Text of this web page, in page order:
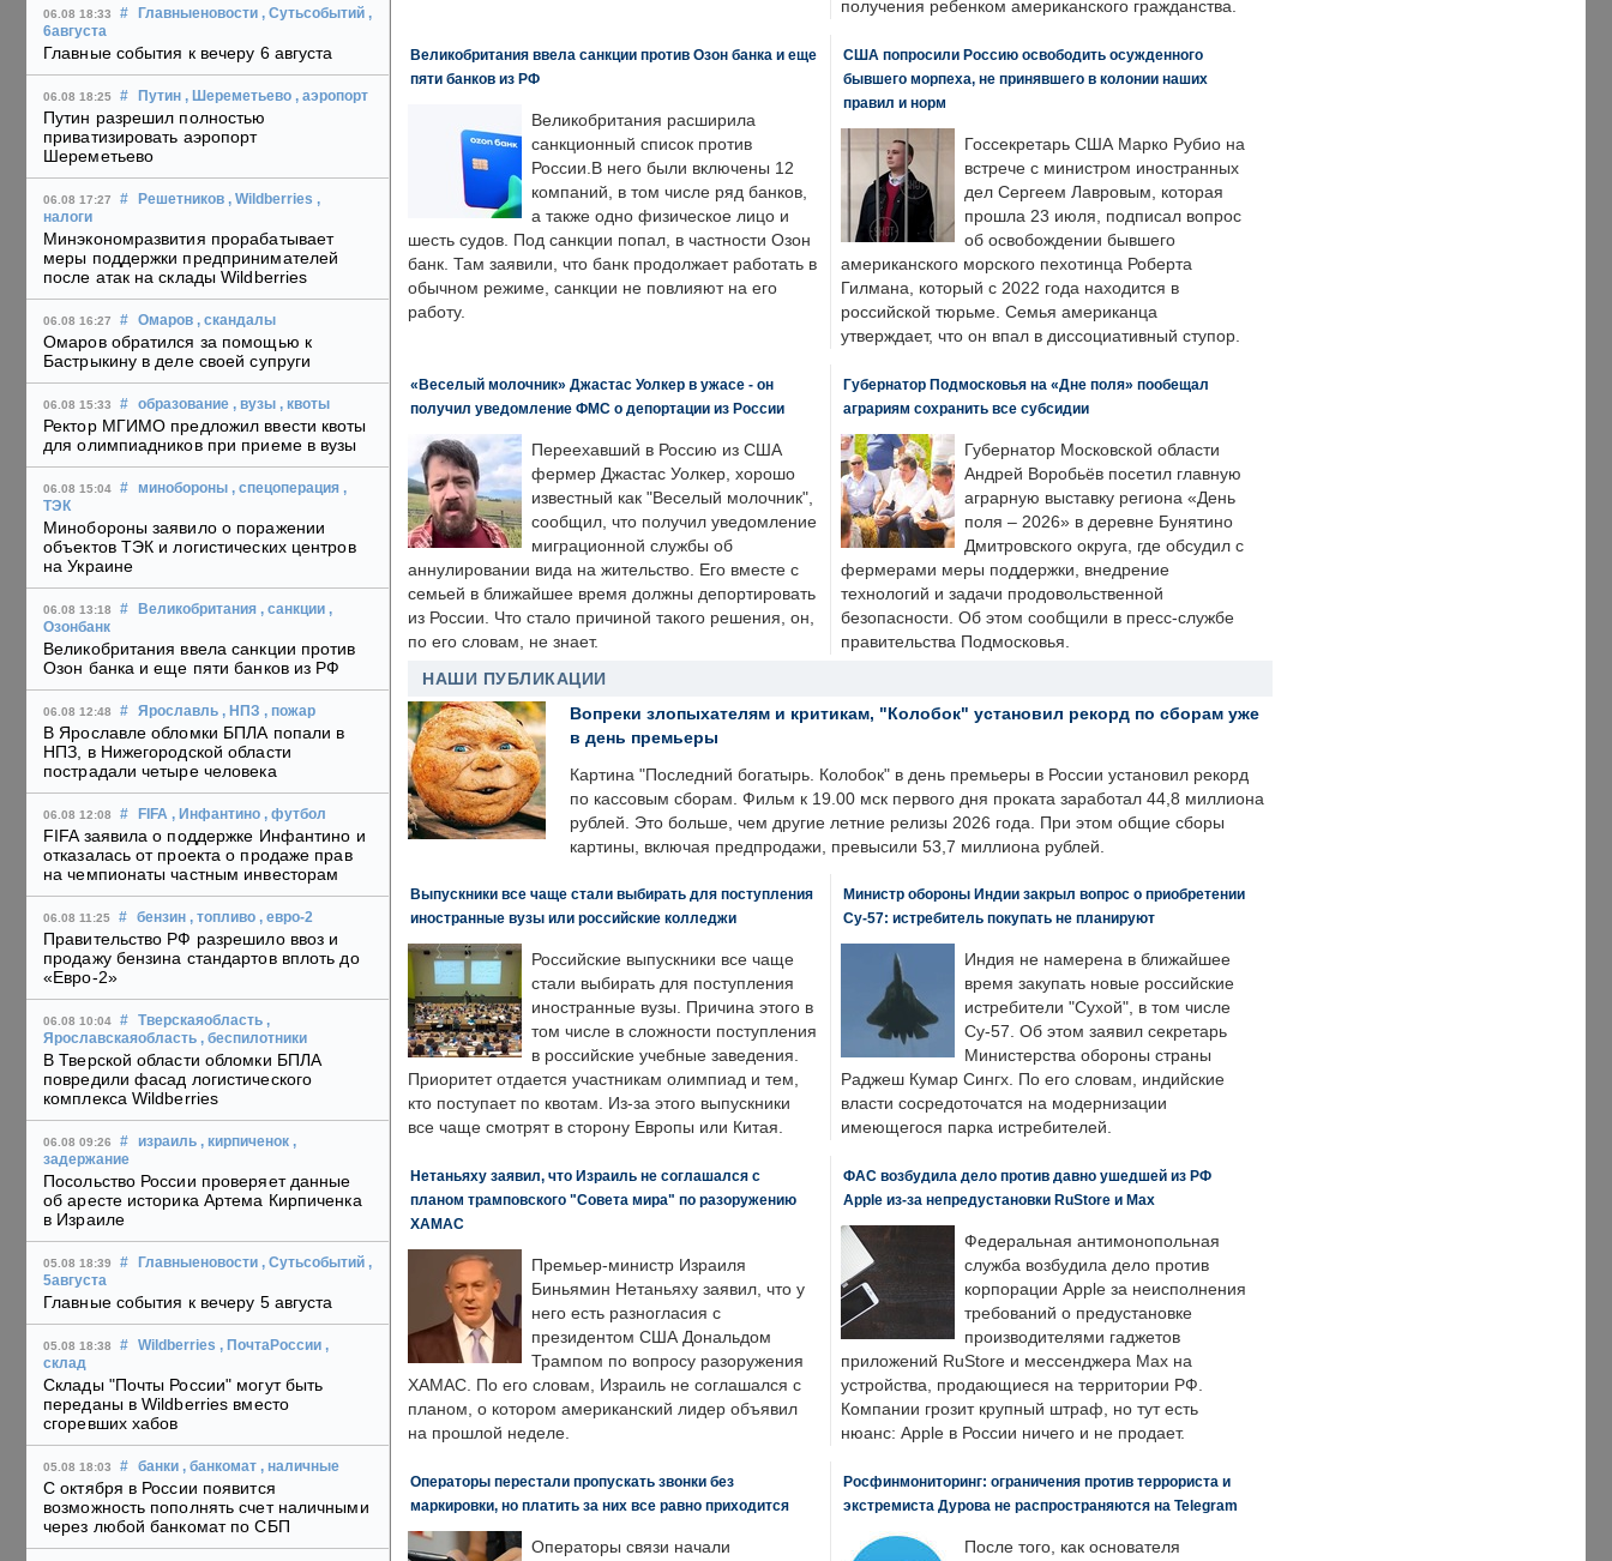
06.08 18:33 # Главныеновости , Сутьсобытий ,
6августа
Главные события к вечеру 6 августа
06.08 18:25 # Путин , Шереметьево , аэропорт
Путин разрешил полностью
приватизировать аэропорт
Шереметьево
06.08 17:27 # Решетников , Wildberries ,
налоги
Минэкономразвития прорабатывает
меры поддержки предпринимателей
после атак на склады Wildberries
06.08 16:27 # Омаров , скандалы
Омаров обратился за помощью к
Бастрыкину в деле своей супруги
06.08 15:33 # образование , вузы , квоты
Ректор МГИМО предложил ввести квоты
для олимпиадников при приеме в вузы
06.08 15:04 # минобороны , спецоперация ,
ТЭК
Минобороны заявило о поражении
объектов ТЭК и логистических центров
на Украине
06.08 13:18 # Великобритания , санкции ,
Озонбанк
Великобритания ввела санкции против
Озон банка и еще пяти банков из РФ
06.08 12:48 # Ярославль , НПЗ , пожар
В Ярославле обломки БПЛА попали в
НПЗ, в Нижегородской области
пострадали четыре человека
06.08 12:08 # FIFA , Инфантино , футбол
FIFA заявила о поддержке Инфантино и
отказалась от проекта о продаже прав
на чемпионаты частным инвесторам
06.08 11:25 # бензин , топливо , евро-2
Правительство РФ разрешило ввоз и
продажу бензина стандартов вплоть до
«Евро-2»
06.08 10:04 # Тверскаяобласть ,
Ярославскаяобласть , беспилотники
В Тверской области обломки БПЛА
повредили фасад логистического
комплекса Wildberries
06.08 09:26 # израиль , кирпиченок ,
задержание
Посольство России проверяет данные
об аресте историка Артема Кирпиченка
в Израиле
05.08 18:39 # Главныеновости , Сутьсобытий ,
5августа
Главные события к вечеру 5 августа
05.08 18:38 # Wildberries , ПочтаРоссии ,
склад
Склады "Почты России" могут быть
переданы в Wildberries вместо
сгоревших хабов
05.08 18:03 # банки , банкомат , наличные
С октября в России появится
возможность пополнять счет наличными
через любой банкомат по СБП
получения ребенком американского гражданства.
Великобритания ввела санкции против Озон банка и еще
пяти банков из РФ
Великобритания расширила
санкционный список против
России.В него были включены 12
компаний, в том числе ряд банков,
а также одно физическое лицо и
шесть судов. Под санкции попал, в частности Озон
банк. Там заявили, что банк продолжает работать в
обычном режиме, санкции не повлияют на его
работу.
США попросили Россию освободить осужденного
бывшего морпеха, не принявшего в колонии наших
правил и норм
Госсекретарь США Марко Рубио на
встрече с министром иностранных
дел Сергеем Лавровым, которая
прошла 23 июля, подписал вопрос
об освобождении бывшего
американского морского пехотинца Роберта
Гилмана, который с 2022 года находится в
российской тюрьме. Семья американца
утверждает, что он впал в диссоциативный ступор.
«Веселый молочник» Джастас Уолкер в ужасе - он
получил уведомление ФМС о депортации из России
Переехавший в Россию из США
фермер Джастас Уолкер, хорошо
известный как "Веселый молочник",
сообщил, что получил уведомление
миграционной службы об
аннулировании вида на жительство. Его вместе с
семьей в ближайшее время должны депортировать
из России. Что стало причиной такого решения, он,
по его словам, не знает.
Губернатор Подмосковья на «Дне поля» пообещал
аграриям сохранить все субсидии
Губернатор Московской области
Андрей Воробьёв посетил главную
аграрную выставку региона «День
поля – 2026» в деревне Бунятино
Дмитровского округа, где обсудил с
фермерами меры поддержки, внедрение
технологий и задачи продовольственной
безопасности. Об этом сообщили в пресс-службе
правительства Подмосковья.
НАШИ ПУБЛИКАЦИИ
Вопреки злопыхателям и критикам, "Колобок" установил рекорд по сборам уже
в день премьеры
Картина "Последний богатырь. Колобок" в день премьеры в России установил рекорд
по кассовым сборам. Фильм к 19.00 мск первого дня проката заработал 44,8 миллиона
рублей. Это больше, чем другие летние релизы 2026 года. При этом общие сборы
картины, включая предпродажи, превысили 53,7 миллиона рублей.
Выпускники все чаще стали выбирать для поступления
иностранные вузы или российские колледжи
Российские выпускники все чаще
стали выбирать для поступления
иностранные вузы. Причина этого в
том числе в сложности поступления
в российские учебные заведения.
Приоритет отдается участникам олимпиад и тем,
кто поступает по квотам. Из-за этого выпускники
все чаще смотрят в сторону Европы или Китая.
Министр обороны Индии закрыл вопрос о приобретении
Су-57: истребитель покупать не планируют
Индия не намерена в ближайшее
время закупать новые российские
истребители "Сухой", в том числе
Су-57. Об этом заявил секретарь
Министерства обороны страны
Раджеш Кумар Сингх. По его словам, индийские
власти сосредоточатся на модернизации
имеющегося парка истребителей.
Нетаньяху заявил, что Израиль не соглашался с
планом трамповского "Совета мира" по разоружению
ХАМАС
Премьер-министр Израиля
Биньямин Нетаньяху заявил, что у
него есть разногласия с
президентом США Дональдом
Трампом по вопросу разоружения
ХАМАС. По его словам, Израиль не соглашался с
планом, о котором американский лидер объявил
на прошлой неделе.
ФАС возбудила дело против давно ушедшей из РФ
Apple из-за непредустановки RuStore и Max
Федеральная антимонопольная
служба возбудила дело против
корпорации Apple за неисполнения
требований о предустановке
производителями гаджетов
приложений RuStore и мессенджера Max на
устройства, продающиеся на территории РФ.
Компании грозит крупный штраф, но тут есть
нюанс: Apple в России ничего и не продает.
Операторы перестали пропускать звонки без
маркировки, но платить за них все равно приходится
Операторы связи начали
Росфинмониторинг: ограничения против террориста и
экстремиста Дурова не распространяются на Telegram
После того, как основателя